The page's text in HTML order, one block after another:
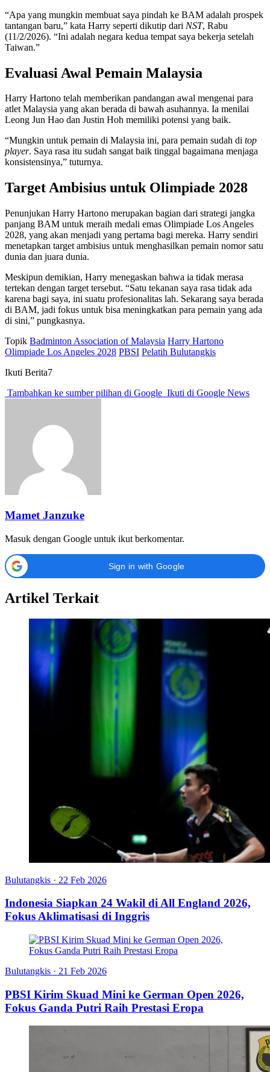
“Apa yang mungkin membuat saya pindah ke BAM adalah prospek
tantangan baru,” kata Harry seperti dikutip dari NST, Rabu
(11/2/2026). “Ini adalah negara kedua tempat saya bekerja setelah
Taiwan.”
Evaluasi Awal Pemain Malaysia
Harry Hartono telah memberikan pandangan awal mengenai para
atlet Malaysia yang akan berada di bawah asuhannya. Ia menilai
Leong Jun Hao dan Justin Hoh memiliki potensi yang baik.
“Mungkin untuk pemain di Malaysia ini, para pemain sudah di top
player. Saya rasa itu sudah sangat baik tinggal bagaimana menjaga
konsistensinya,” tuturnya.
Target Ambisius untuk Olimpiade 2028
Penunjukan Harry Hartono merupakan bagian dari strategi jangka
panjang BAM untuk meraih medali emas Olimpiade Los Angeles
2028, yang akan menjadi yang pertama bagi mereka. Harry sendiri
menetapkan target ambisius untuk menghasilkan pemain nomor satu
dunia dan juara dunia.
Meskipun demikian, Harry menegaskan bahwa ia tidak merasa
tertekan dengan target tersebut. “Satu tekanan saya rasa tidak ada
karena bagi saya, ini suatu profesionalitas lah. Sekarang saya berada
di BAM, jadi fokus untuk bisa meningkatkan para pemain yang ada
di sini,” pungkasnya.
Topik Badminton Association of Malaysia Harry Hartono
Olimpiade Los Angeles 2028 PBSI Pelatih Bulutangkis
Ikuti Berita7
Tambahkan ke sumber pilihan di Google Ikuti di Google News
Mamet Janzuke
Masuk dengan Google untuk ikut berkomentar.
Sign in with Google
Artikel Terkait
Bulutangkis · 22 Feb 2026
Indonesia Siapkan 24 Wakil di All England 2026,
Fokus Aklimatisasi di Inggris
Bulutangkis · 21 Feb 2026
PBSI Kirim Skuad Mini ke German Open 2026,
Fokus Ganda Putri Raih Prestasi Eropa